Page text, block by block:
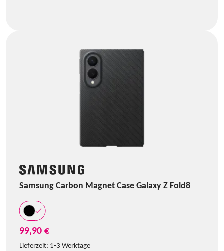
Samsung Carbon Magnet Case Galaxy Z Fold8
99,90 €
Lieferzeit: 1-3 Werktage